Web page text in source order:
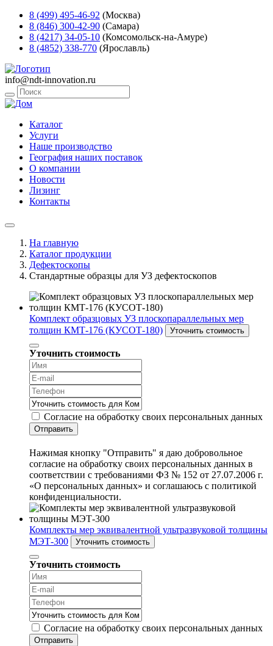
8 (499) 495-46-92 (Москва)
8 (846) 300-42-90 (Самара)
8 (4217) 34-05-10 (Комсомольск-на-Амуре)
8 (4852) 338-770 (Ярославль)
info@ndt-innovation.ru
Каталог
Услуги
Наше производство
География наших поставок
О компании
Новости
Лизинг
Контакты
На главную
Каталог продукции
Дефектоскопы
Стандартные образцы для УЗ дефектоскопов
Комплект образцовых УЗ плоскопараллельных мер
толщин КМТ-176 (КУСОТ-180)
Уточнить стоимость
Уточнить стоимость
Согласие на обработку своих персональных данных
Отправить
Нажимая кнопку "Отправить" я даю добровольное
согласие на обработку своих персональных данных в
соответствии с требованиями ФЗ № 152 от 27.07.2006 г.
«О персональных данных» и соглашаюсь с политикой
конфиденциальности.
Комплекты мер эквивалентной ультразвуковой толщины
МЭТ-300
Уточнить стоимость
Уточнить стоимость
Согласие на обработку своих персональных данных
Отправить